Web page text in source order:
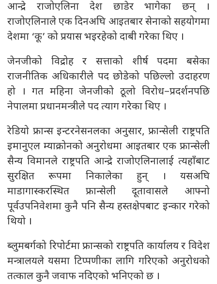
आन्द्रे राजोएलिना देश छाडेर भागेका छन् ।
राजोएलिनाले एक दिनअघि आइतबार सेनाको सहयोगमा
देशमा ‘कू’ को प्रयास भइरहेको दाबी गरेका थिए ।
जेनजीको विद्रोह र सत्ताको शीर्ष पदमा बसेका
राजनीतिक अधिकारीले पद छोडेको पछिल्लो उदाहरण
हो । गत महिना जेनजीको ठूलो विरोध–प्रदर्शनपछि
नेपालमा प्रधानमन्त्रीले पद त्याग गरेका थिए ।
रेडियो फ्रान्स इन्टरनेसनलका अनुसार, फ्रान्सेली राष्ट्रपति
इमानुएल म्याक्रोनको अनुरोधमा आइतबार एक फ्रान्सेली
सैन्य विमानले राष्ट्रपति आन्द्रे राजोएलिनालाई त्यहाँबाट
सुरक्षित रूपमा निकालेका हुन् । यसअघि
माडागास्करस्थित फ्रान्सेली दूतावासले आफ्नो
पूर्वउपनिवेशमा कुनै पनि सैन्य हस्तक्षेपबाट इन्कार गरेको
थियो ।
ब्लुमबर्गको रिपोर्टमा फ्रान्सको राष्ट्रपति कार्यालय र विदेश
मन्त्रालयले यसमा टिप्पणीका लागि गरिएको अनुरोधको
तत्काल कुनै जवाफ नदिएको भनिएको छ ।